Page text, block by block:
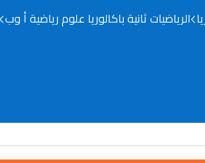
الرياضيات ثانية باكالوريا علوم رياضية أ وب